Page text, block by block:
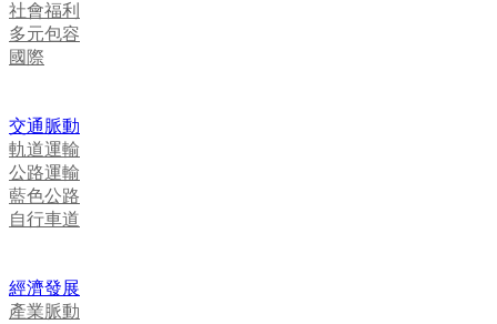
社會福利
多元包容
國際
交通脈動
軌道運輸
公路運輸
藍色公路
自行車道
經濟發展
產業脈動